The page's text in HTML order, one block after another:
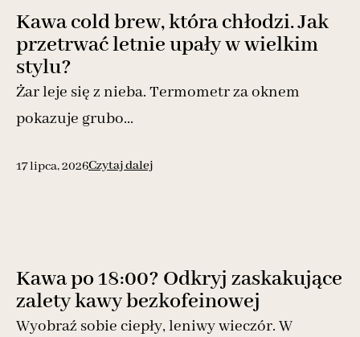
Kawa cold brew, która chłodzi. Jak
przetrwać letnie upały w wielkim
stylu?
Żar leje się z nieba. Termometr za oknem
pokazuje grubo...
17 lipca, 2026Czytaj dalej
Kawa po 18:00? Odkryj zaskakujące
zalety kawy bezkofeinowej
Wyobraź sobie ciepły, leniwy wieczór. W